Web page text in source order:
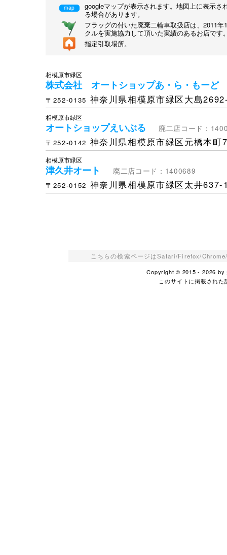
map
googleマップが表示されます。地図上に表示
る場合があります。
フラッグの付いた廃棄二輪車取扱店は、2011
クルを実施協力して頂いた実績のあるお店です
指定引取場所。
相模原市緑区
株式会社 オートショップあ・ら・もーど
〒252-0135 神奈川県相模原市緑区大島
相模原市緑区
オートショップえいぶる
廃二店コード：
〒252-0142 神奈川県相模原市緑区元橋本町
相模原市緑区
津久井オート
廃二店コード：1400689
〒252-0152 神奈川県相模原市緑区太井637-
こちらの検索ページはSafari/Firefox/
Copyright © 2015 - 2026 by
このサイトに掲載され